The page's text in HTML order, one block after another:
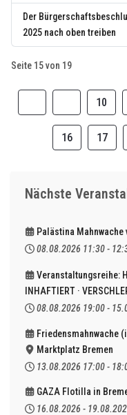
Der
2025 nach oben treiben
Seite 15 von 19
10
16 17
Nächste
Palästina
08.08.2026 11:30 -
Veranstaltungsreihe:
INHAFTIERT ·
08.08.2026 19:00 -
Friedensmahnwache
Marktplatz Bremen
13.08.2026 17:00 -
GAZA Flotilla in
16.08.2026 -